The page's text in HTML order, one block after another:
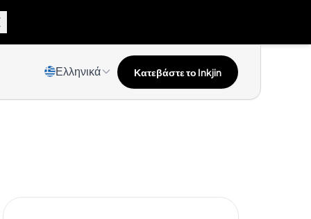
Ελληνικά Κατεβάστε το Inkjin